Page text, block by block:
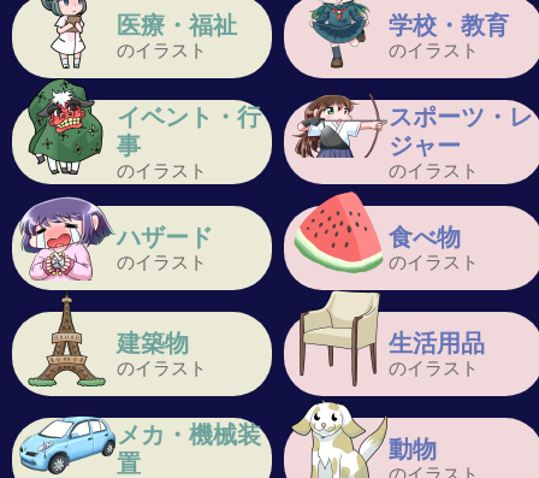
医療・福祉
のイラスト
学校・教育
のイラスト
イベント・行
事
のイラスト
スポーツ・レ
ジャー
のイラスト
ハザード
のイラスト
食べ物
のイラスト
建築物
のイラスト
生活用品
のイラスト
メカ・機械装
置
動物
のイラスト